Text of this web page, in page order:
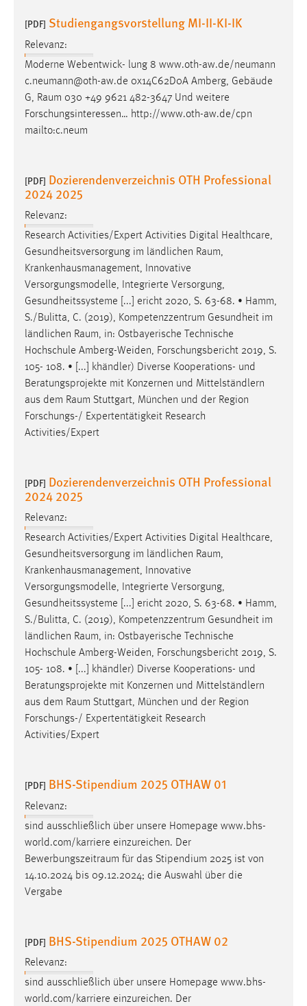
[PDF] Studiengangsvorstellung MI-II-KI-IK
Relevanz:
Moderne Webentwick- lung 8 www.oth-aw.de/neumann
c.neumann@oth-aw.de 0x14C62D0A Amberg, Gebäude
G, Raum 030 +49 9621 482-3647 Und weitere
Forschungsinteressen… http://www.oth-aw.de/cpn
mailto:c.neum
[PDF] Dozierendenverzeichnis OTH Professional
2024 2025
Relevanz:
Research Activities/Expert Activities Digital Healthcare,
Gesundheitsversorgung im ländlichen Raum,
Krankenhausmanagement, Innovative
Versorgungsmodelle, Integrierte Versorgung,
Gesundheitssysteme [...] ericht 2020, S. 63-68. • Hamm,
S./Bulitta, C. (2019), Kompetenzzentrum Gesundheit im
ländlichen Raum, in: Ostbayerische Technische
Hochschule Amberg-Weiden, Forschungsbericht 2019, S.
105- 108. • [...] khändler) Diverse Kooperations- und
Beratungsprojekte mit Konzernen und Mittelständlern
aus dem Raum Stuttgart, München und der Region
Forschungs-/ Expertentätigkeit Research
Activities/Expert
[PDF] Dozierendenverzeichnis OTH Professional
2024 2025
Relevanz:
Research Activities/Expert Activities Digital Healthcare,
Gesundheitsversorgung im ländlichen Raum,
Krankenhausmanagement, Innovative
Versorgungsmodelle, Integrierte Versorgung,
Gesundheitssysteme [...] ericht 2020, S. 63-68. • Hamm,
S./Bulitta, C. (2019), Kompetenzzentrum Gesundheit im
ländlichen Raum, in: Ostbayerische Technische
Hochschule Amberg-Weiden, Forschungsbericht 2019, S.
105- 108. • [...] khändler) Diverse Kooperations- und
Beratungsprojekte mit Konzernen und Mittelständlern
aus dem Raum Stuttgart, München und der Region
Forschungs-/ Expertentätigkeit Research
Activities/Expert
[PDF] BHS-Stipendium 2025 OTHAW 01
Relevanz:
sind ausschließlich über unsere Homepage www.bhs-
world.com/karriere einzureichen. Der
Bewerbungszeitraum für das Stipendium 2025 ist von
14.10.2024 bis 09.12.2024; die Auswahl über die
Vergabe
[PDF] BHS-Stipendium 2025 OTHAW 02
Relevanz:
sind ausschließlich über unsere Homepage www.bhs-
world.com/karriere einzureichen. Der
Um Inhalte von Videoplattformen und Social Media
Plattformen anzeigen zu können, werden von diesen
externen Medien Cookies gesetzt.
YouTube
Vimeo